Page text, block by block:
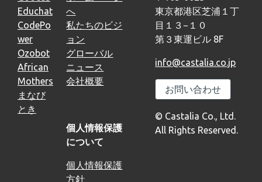
Educhat
CodePo
wer
Ozobot
African
Mothers
まなび
とき
へ
私たちのビジ
ョン
グローバル
ニュース
会社概要
個人情報保護
について
個人情報保護
方針
東京都港区芝浦１丁
目１３−１０
第３東運ビル 8F
info@castalia.co.jp
お問い合わせ
© Castalia Co., Ltd.
All Rights Reserved.